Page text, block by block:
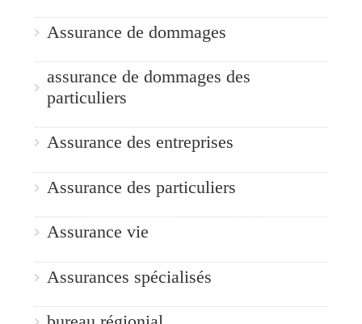
Assurance de dommages
assurance de dommages des
particuliers
Assurance des entreprises
Assurance des particuliers
Assurance vie
Assurances spécialisés